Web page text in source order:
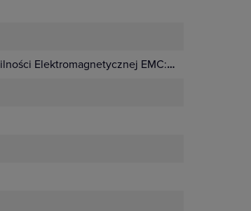
Elektromagnetycznej EMC:Nie